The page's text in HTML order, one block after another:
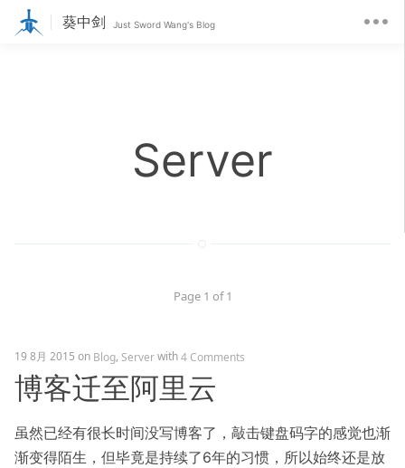
葵中剑 Just Sword Wang's Blog
Server
Page 1 of 1
19 8月 2015 on Blog, Serverwith4 Comments
博客迁至阿里云
虽然已经有很长时间没写博客了，敲击键盘码字的感觉也渐
渐变得陌生，但毕竟是持续了6年的习惯，所以始终还是放